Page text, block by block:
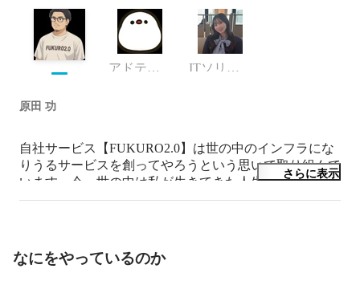
アドテックラボ事業 ITソリューション事業
原田 功
自社サービス【FUKURO2.0】は世の中のインフラにな
りうるサービスを創ってやろうという思いで取り組んで
います。今、世の中は私が生きてきた人生の中で一番大
変な事になっています、しかしそんな困難を乗り切った
さらに表示
なにをやっているのか